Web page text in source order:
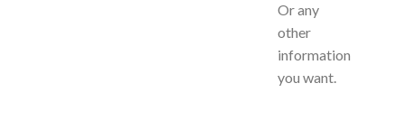
Or any
other
information
you want.